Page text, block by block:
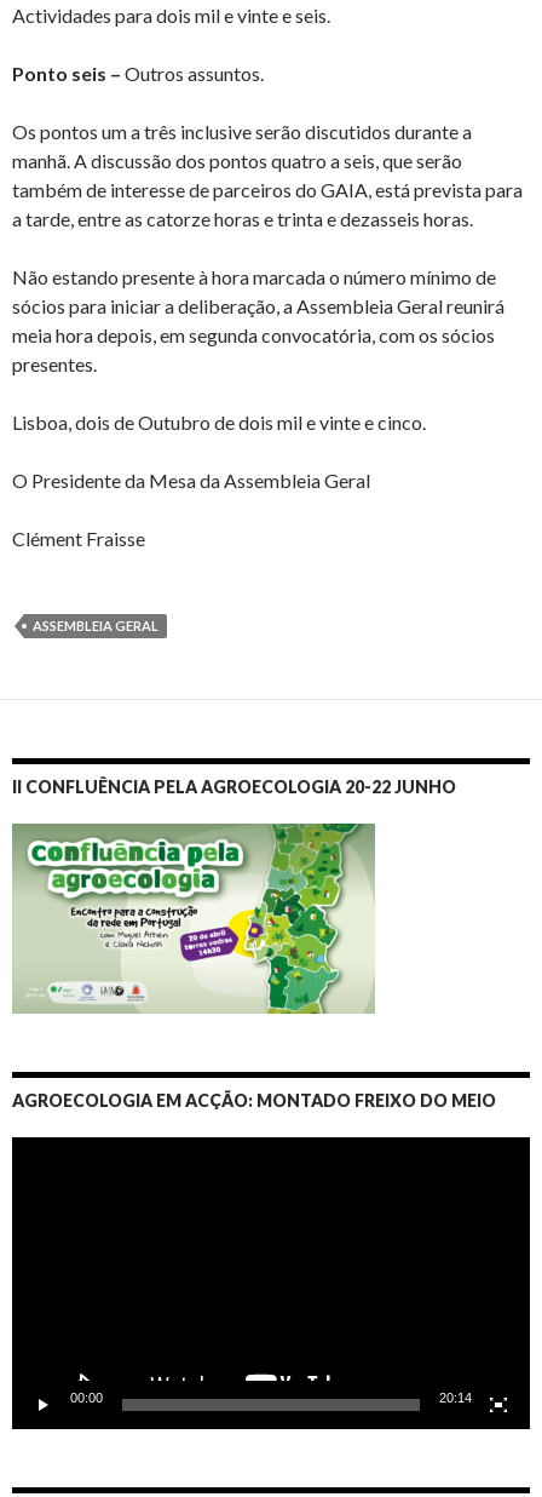
Actividades para dois mil e vinte e seis.
Ponto seis – Outros assuntos.
Os pontos um a três inclusive serão discutidos durante a
manhã. A discussão dos pontos quatro a seis, que serão
também de interesse de parceiros do GAIA, está prevista para
a tarde, entre as catorze horas e trinta e dezasseis horas.
Não estando presente à hora marcada o número mínimo de
sócios para iniciar a deliberação, a Assembleia Geral reunirá
meia hora depois, em segunda convocatória, com os sócios
presentes.
Lisboa, dois de Outubro de dois mil e vinte e cinco.
O Presidente da Mesa da Assembleia Geral
Clément Fraisse
ASSEMBLEIA GERAL
II CONFLUÊNCIA PELA AGROECOLOGIA 20-22 JUNHO
AGROECOLOGIA EM ACÇÃO: MONTADO FREIXO DO MEIO
00:00 20:14